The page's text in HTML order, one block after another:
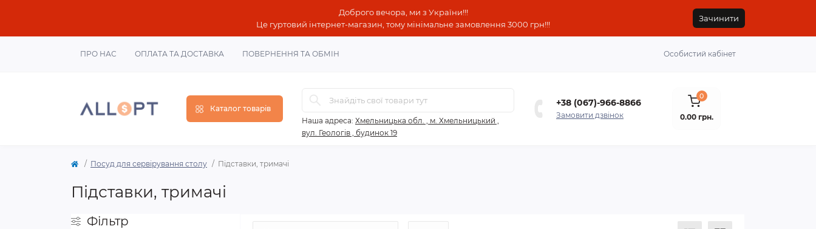
Доброго вечора, ми з України!!!
Це гуртовий інтернет-магазин, тому мінімальне замовлення 3000 грн!!!
Зачинити
ПРО НАС ОПЛАТА ТА ДОСТАВКА ПОВЕРНЕННЯ ТА ОБМІН Особистий кабінет
Каталог товарів
Наша адреса: Хмельницька обл. , м. Хмельницький ,
вул. Геологів , будинок 19
+38 (067)-966-8866
Замовити дзвінок
0
0.00 грн.
Посуд для сервірування столу Підставки, тримачі
Підставки, тримачі
Фільтр